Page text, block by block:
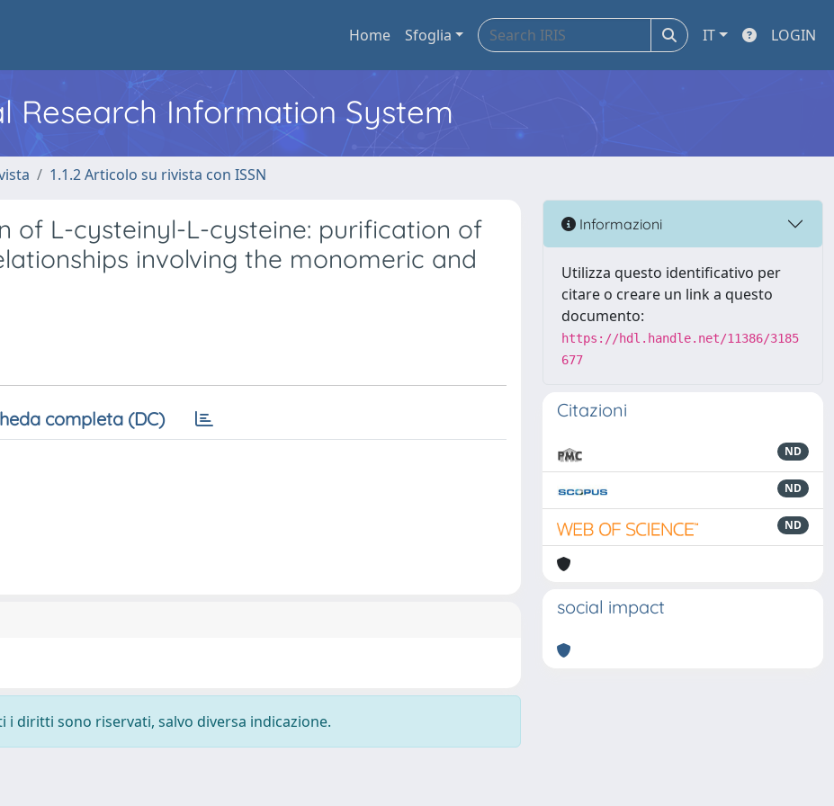
Home Sfoglia IT LOGIN
Research Information System
1.1.2 Articolo su rivista con ISSN
of L-cysteinyl-L-cysteine: purification of
involving the monomeric and
completa (DC)
diritti sono riservati, salvo diversa indicazione.
Informazioni
Utilizza questo identificativo per
citare o creare un link a questo
documento:
https://hdl.handle.net/11386/3185
677
Citazioni
ND
ND
ND
social impact